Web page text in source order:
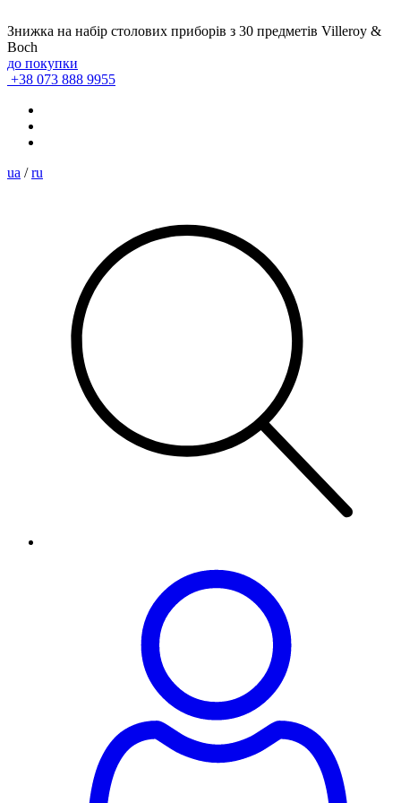
Знижка на набір столових приборів з 30 предметів Villeroy &
Boch
до покупки
+38 073 888 9955
ua / ru